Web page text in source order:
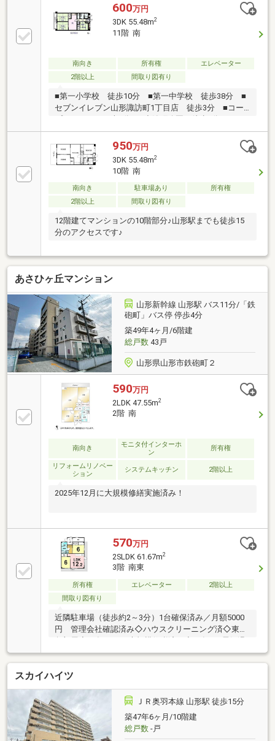
600万円
3DK 55.48m2
11階 南
南向き 所有権
エレベーター
2階以上
間取り図有り
■第一小学校 徒歩10分 ■第一中学校 徒歩38分 ■
セブンイレブン山形諏訪町1丁目店 徒歩3分 ■コー
950万円
3DK 55.48m2
10階 南
南向き 駐車場あり
所有権
2階以上
間取り図有り
12階建てマンションの10階部分♪山形駅までも徒歩15
分のアクセスです♪
あさひヶ丘マンション
山形新幹線 山形駅 バス11分/「鉄
砲町」バス停 停歩4分
築49年4ヶ月/6階建
総戸数43戸
山形県山形市鉄砲町２
590万円
2LDK 47.55m2
2階 南
南向き
モニタ付インターホ
ン
所有権
リフォームリノベー
ション
システムキッチン 2階以上
2025年12月に大規模修繕実施済み！
570万円
2SLDK 61.67m2
3階 南東
所有権 エレベーター
2階以上
間取り図有り
近隣駐車場（徒歩約2～3分）1台確保済み／月額5000
円 管理会社確認済み◇ハウスクリーニング済◇東南
水器交換済（370L）◇収納充実！約2畳の室内物置あ
り山交バス「六小前」歩3分室内設備： BS端子、エア
コン2台納戸部屋の特徴： ２面以上バルコニー、通風
良好共用部： エレベーター駐車・駐輪： 駐輪場・バイ
ク置場その他：・来客用駐車場スペース有 ・駐
輪場３００円／台 ・バイク５００円／台 （※駐輪場・
バイク置場の空き状況は管理会社へ要確認）
スカイハイツ
ＪＲ奥羽本線 山形駅 徒歩15分
築47年6ヶ月/10階建
総戸数-戸